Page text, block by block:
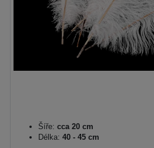
Šíře: cca 20 cm
Délka: 40 - 45 cm